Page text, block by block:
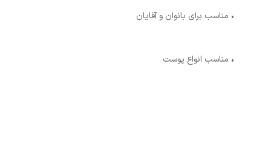
• مناسب برای بانوان و آقایان
• مناسب انواع پوست